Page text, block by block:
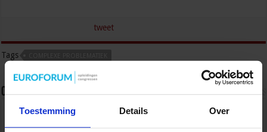
Toestemming Details Over
tweet
Tags
Over Frank van Summeren
Congres- en opleidingsmanager veiligheid bij het
Studiecentrum voor Bedrijf en Overheid.